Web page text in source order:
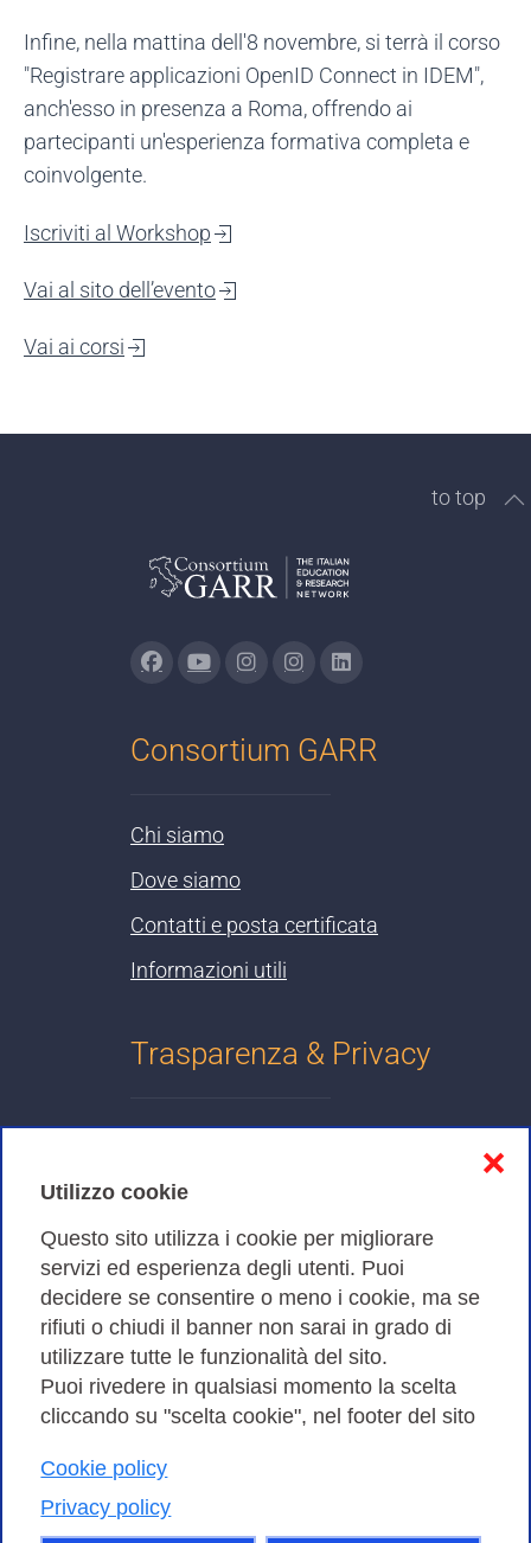
Utilizzo cookie
Questo sito utilizza i cookie per migliorare
servizi ed esperienza degli utenti. Puoi
decidere se consentire o meno i cookie, ma se
rifiuti o chiudi il banner non sarai in grado di
utilizzare tutte le funzionalità del sito.
Puoi rivedere in qualsiasi momento la scelta
cliccando su "scelta cookie", nel footer del sito
Cookie policy
Privacy policy
❌
Infine, nella mattina dell'8 novembre, si terrà il corso
"Registrare applicazioni OpenID Connect in IDEM",
anch'esso in presenza a Roma, offrendo ai
partecipanti un'esperienza formativa completa e
coinvolgente.
Iscriviti al Workshop
Vai al sito dell’evento
Vai ai corsi
to top
Consortium GARR
Chi siamo
Dove siamo
Contatti e posta certificata
Informazioni utili
Trasparenza & Privacy
Cookies Policy
Amministrazione trasparente
Bandi di Gara
Consortium GARR - Via dei Tizii, 6 - 00185 Roma | Tel.
| CF 97284570583 – PI 07577141000 | Codice
Destinatario 7EU9KEU |
Il contenuto di questo sito e' rilasciato, tranne dove